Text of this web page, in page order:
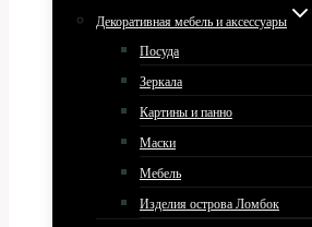
Декоративная мебель и аксессуары
Посуда
Зеркала
Картины и панно
Маски
Мебель
Изделия острова Ломбок